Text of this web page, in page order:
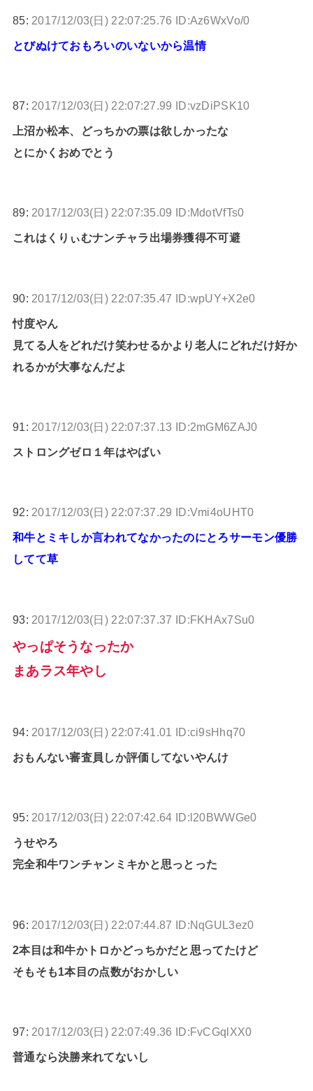
85: 2017/12/03(日) 22:07:25.76 ID:Az6WxVo/0
とびぬけておもろいのいないから温情
87: 2017/12/03(日) 22:07:27.99 ID:vzDiPSK10
上沼か松本、どっちかの票は欲しかったな
とにかくおめでとう
89: 2017/12/03(日) 22:07:35.09 ID:MdotVfTs0
これはくりぃむナンチャラ出場券獲得不可避
90: 2017/12/03(日) 22:07:35.47 ID:wpUY+X2e0
忖度やん
見てる人をどれだけ笑わせるかより老人にどれだけ好か
れるかが大事なんだよ
91: 2017/12/03(日) 22:07:37.13 ID:2mGM6ZAJ0
ストロングゼロ１年はやばい
92: 2017/12/03(日) 22:07:37.29 ID:Vmi4oUHT0
和牛とミキしか言われてなかったのにとろサーモン優勝
してて草
93: 2017/12/03(日) 22:07:37.37 ID:FKHAx7Su0
やっぱそうなったか
まあラス年やし
94: 2017/12/03(日) 22:07:41.01 ID:ci9sHhq70
おもんない審査員しか評価してないやんけ
95: 2017/12/03(日) 22:07:42.64 ID:l20BWWGe0
うせやろ
完全和牛ワンチャンミキかと思っとった
96: 2017/12/03(日) 22:07:44.87 ID:NqGUL3ez0
2本目は和牛かトロかどっちかだと思ってたけど
そもそも1本目の点数がおかしい
97: 2017/12/03(日) 22:07:49.36 ID:FvCGqlXX0
普通なら決勝来れてないし